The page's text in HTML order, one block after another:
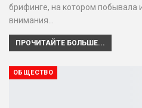
брифинге, на котором побывала
внимания…
ПРОЧИТАЙТЕ БОЛЬШЕ...
ОБЩЕСТВО